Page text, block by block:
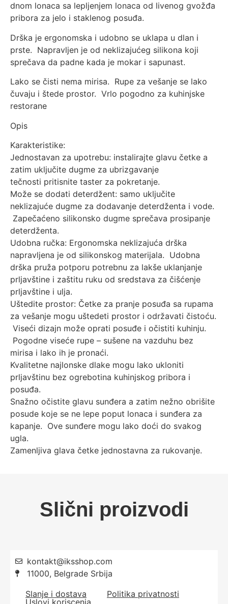
dnom lonaca sa lepljenjem lonaca od livenog gvožđa
pribora za jelo i staklenog posuđa.
Drška je ergonomska i udobno se uklapa u dlan i
prste. Napravljen je od neklizajućeg silikona koji
sprečava da padne kada je mokar i sapunast.
Lako se čisti nema mirisa. Rupe za vešanje se lako
čuvaju i štede prostor. Vrlo pogodno za kuhinjske
restorane
Opis
Karakteristike:
Jednostavan za upotrebu: instalirajte glavu četke a
zatim uključite dugme za ubrizgavanje
tečnosti pritisnite taster za pokretanje.
Može se dodati deterdžent: samo uključite
neklizajuće dugme za dodavanje deterdženta i vode.
Zapečaćeno silikonsko dugme sprečava prosipanje
deterdženta.
Udobna ručka: Ergonomska neklizajuća drška
napravljena je od silikonskog materijala. Udobna
drška pruža potporu potrebnu za lakše uklanjanje
prljavštine i zaštitu ruku od sredstava za čišćenje
prljavštine i ulja.
Uštedite prostor: Četke za pranje posuđa sa rupama
za vešanje mogu uštedeti prostor i održavati čistoću.
Viseći dizajn može oprati posuđe i očistiti kuhinju.
Pogodne viseće rupe – sušene na vazduhu bez
mirisa i lako ih je pronaći.
Kvalitetne najlonske dlake mogu lako ukloniti
prljavštinu bez ogrebotina kuhinjskog pribora i
posuđa.
Snažno očistite glavu sunđera a zatim nežno obrišite
posude koje se ne lepe poput lonaca i sunđera za
kapanje. Ove sunđere mogu lako doći do svakog
ugla.
Zamenljiva glava četke jednostavna za rukovanje.
Slični proizvodi
kontakt@iksshop.com
11000, Belgrade Srbija
Slanje i dostava
Politika privatnosti